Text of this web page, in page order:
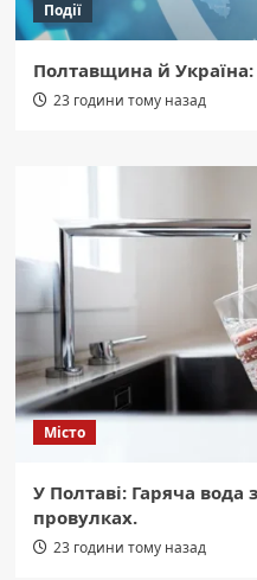
Події
Полтавщина й Україна:
23 години тому назад
Місто
У Полтаві: Гаряча вода
провулках.
23 години тому назад